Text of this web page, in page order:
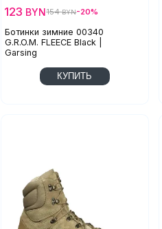
Ботинки зимние 00340
G.R.O.M. FLEECE Black |
Garsing
123 BYN154BYN-20%
КУПИТЬ